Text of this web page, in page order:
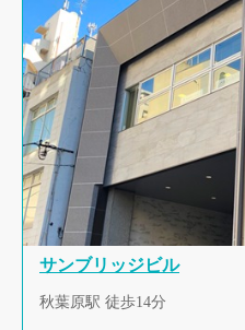
サンブリッジビル
秋葉原駅 徒歩14分